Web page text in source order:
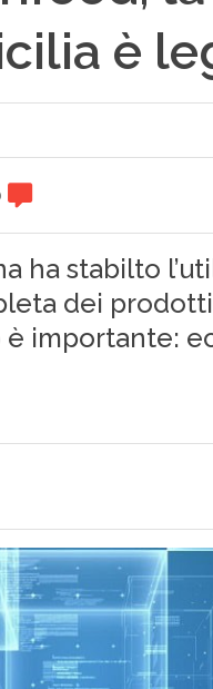
è
ha stabilto
dei
è importante: